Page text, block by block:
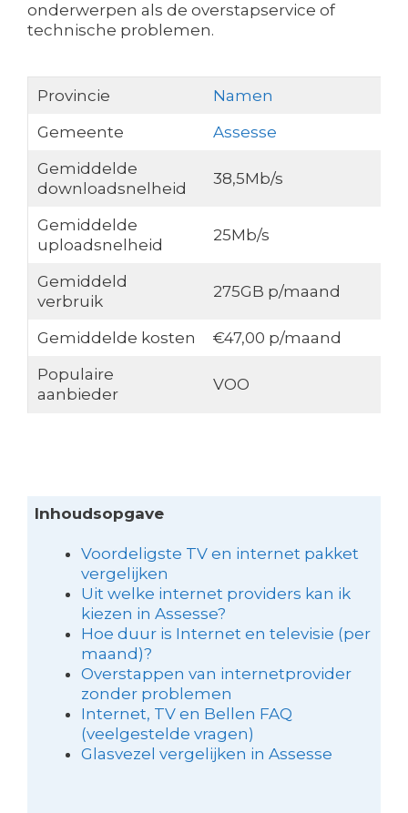
onderwerpen als de overstapservice of
technische problemen.
Provincie
Namen
Gemeente
Assesse
Gemiddelde
downloadsnelheid
38,5Mb/s
Gemiddelde
uploadsnelheid
25Mb/s
Gemiddeld
verbruik
275GB p/maand
Gemiddelde kosten
€47,00 p/maand
Populaire
aanbieder
VOO
Inhoudsopgave
Voordeligste TV en internet pakket
vergelijken
Uit welke internet providers kan ik
kiezen in Assesse?
Hoe duur is Internet en televisie (per
maand)?
Overstappen van internetprovider
zonder problemen
Internet, TV en Bellen FAQ
(veelgestelde vragen)
Glasvezel vergelijken in Assesse